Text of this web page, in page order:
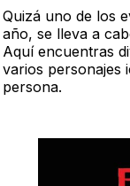
Quizá uno de los
año, se lleva a
Aquí encuentras
varios personajes
persona.